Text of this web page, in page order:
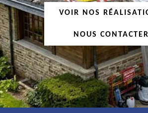
VOIR NOS
NOUS CONTACTER